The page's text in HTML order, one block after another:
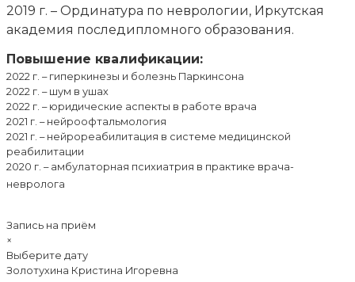
2019 г. – Ординатура по неврологии, Иркутская
академия последипломного образования.
Повышение квалификации:
2022 г. – гиперкинезы и болезнь Паркинсона
2022 г. – шум в ушах
2022 г. – юридические аспекты в работе врача
2021 г. – нейроофтальмология
2021 г. – нейрореабилитация в системе медицинской
реабилитации
2020 г. – амбулаторная психиатрия в практике врача-
невролога
Запись на приём
×
Выберите дату
Золотухина Кристина Игоревна